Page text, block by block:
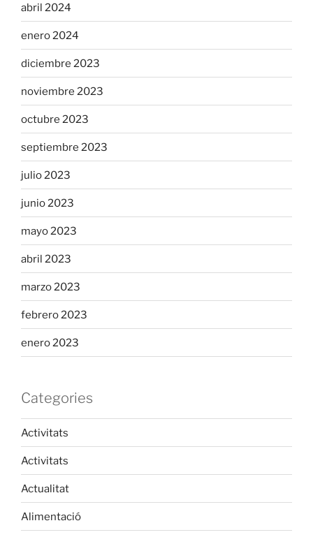
abril 2024
enero 2024
diciembre 2023
noviembre 2023
octubre 2023
septiembre 2023
julio 2023
junio 2023
mayo 2023
abril 2023
marzo 2023
febrero 2023
enero 2023
Categories
Activitats
Activitats
Actualitat
Alimentació